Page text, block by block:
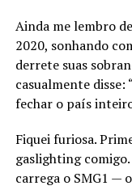
Ainda me lembro
2020, sonhando
derrete suas
casualmente disse:
fechar o país
Fiquei furiosa.
gaslighting
carrega o SMG1 —